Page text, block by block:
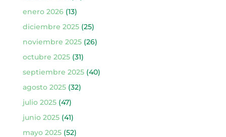
enero 2026(13)
diciembre 2025(25)
noviembre 2025(26)
octubre 2025(31)
septiembre 2025(40)
agosto 2025(32)
julio 2025(47)
junio 2025(41)
mayo 2025(52)